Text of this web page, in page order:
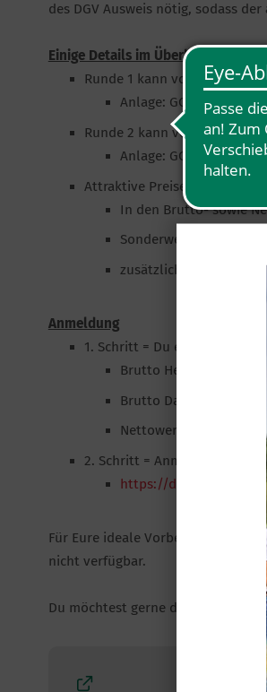
des DGV Ausweis nötig, sodass
Einige Details im Überblick:
Runde 1 kann vom 10.02. bis
Anlage: GC
Runde 2 kann vom 01.03.
Anlage: GC Budersand,
Attraktive Preise
In den Brutto- sowie
Sonderwertung:
zusätzlich werden
Anmeldung
1. Schritt = Du entscheidest
Brutto Herren
Brutto Damen
Nettowertung (Damen
2. Schritt = Anmeldung über
https://
Für Eure ideale Vorbereitung
nicht verfügbar.
Du möchtest gerne dabei sein und